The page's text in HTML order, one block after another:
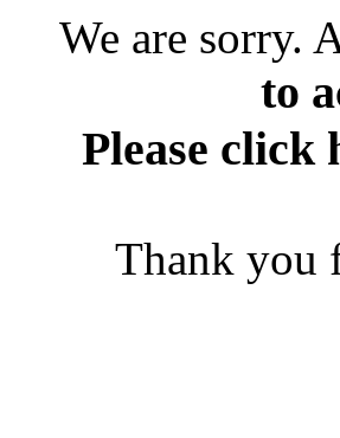
We are sorry.
to
Please click
Thank you